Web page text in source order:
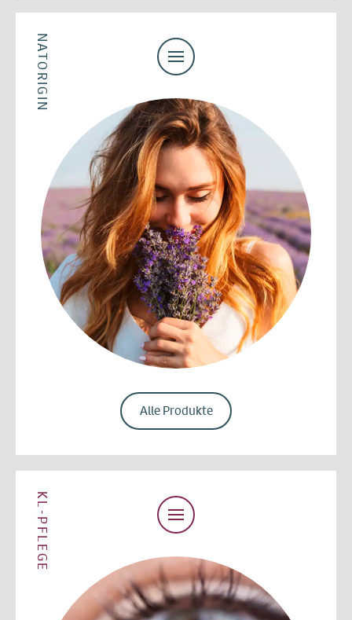
NATORIGIN
Alle Produkte
KL-PFLEGE